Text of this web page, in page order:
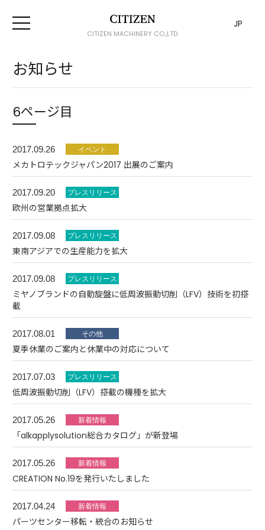
CITIZEN MACHINERY CO.,LTD.
JP
お知らせ
6ページ目
2017.09.26
メカトロテックジャパン2017 出展のご案内
2017.09.20
欧州の営業拠点拡大
2017.09.08
東南アジアでの生産能力を拡大
2017.09.08
ミヤノブランドの自動旋盤に低周波振動切削（LFV）技術を初搭
載
2017.08.01
夏季休業のご案内と休業中の対応について
2017.07.03
低周波振動切削（LFV）搭載の機種を拡大
2017.05.26
「alkapplysolution総合カタログ」が新登場
2017.05.26
CREATION No.19を発行いたしました
2017.04.24
パーツセンター移転・統合のお知らせ